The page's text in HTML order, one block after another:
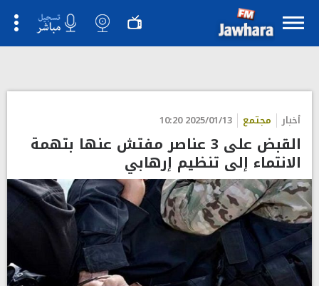
أخبار مجتمع 2025/01/13 10:20
القبض على 3 عناصر مفتش عنها بتهمة
الانتماء إلى تنظيم إرهابي